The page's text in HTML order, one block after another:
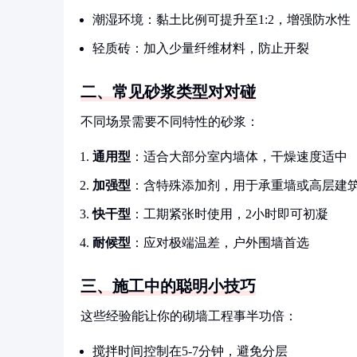
潮湿环境：黏土比例可提升至1:2，增强防水性
轻质砖：加入少量纤维材料，防止开裂
二、常见砂浆类型对对碰
不同场景需要不同特性的砂浆：
通用型 ：适合大部分室内墙体，干燥速度适中
加强型 ：含特殊添加剂，用于承重墙或高层建
快干型 ：工期紧张时使用，2小时即可初凝
耐候型 ：应对极端温差，户外围墙首选
三、施工中的聪明小技巧
这些经验能让你的砌墙工程事半功倍：
搅拌时间控制在5-7分钟，避免分层